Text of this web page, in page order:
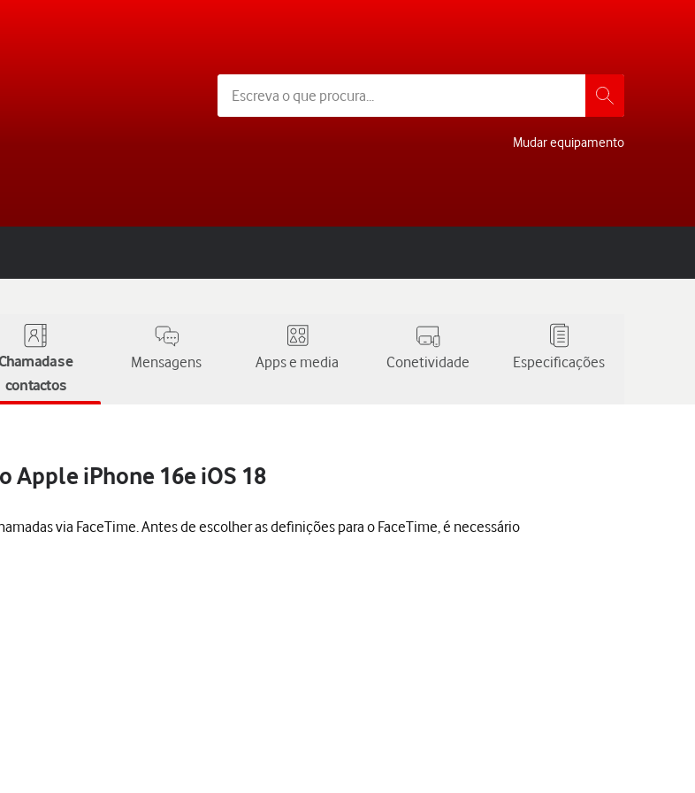
Mudar equipamento
e
contactos
Mensagens Apps e media Conetividade Especificações
Apple iPhone 16e iOS 18
via FaceTime. Antes de escolher as definições para o FaceTime, é necessário